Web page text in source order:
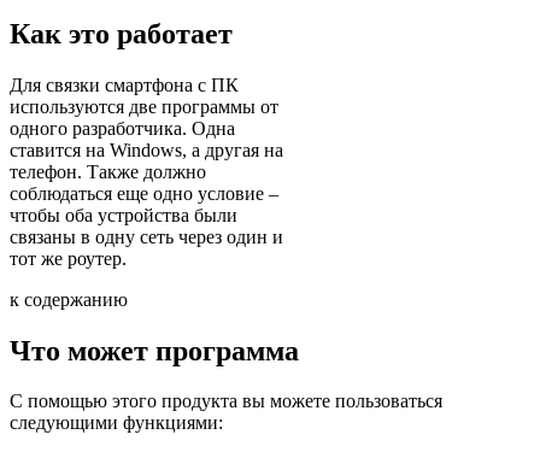
Как это работает
Для связки смартфона с ПК
используются две программы от
одного разработчика. Одна
ставится на Windows, а другая на
телефон. Также должно
соблюдаться еще одно условие –
чтобы оба устройства были
связаны в одну сеть через один и
тот же роутер.
к содержанию
Что может программа
С помощью этого продукта вы можете пользоваться
следующими функциями: